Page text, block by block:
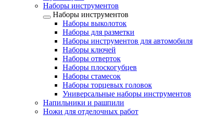
Наборы инструментов
Наборы инструментов
Наборы выколоток
Наборы для разметки
Наборы инструментов для автомобиля
Наборы ключей
Наборы отверток
Наборы плоскогубцев
Наборы стамесок
Наборы торцевых головок
Универсальные наборы инструментов
Напильники и рашпили
Ножи для отделочных работ